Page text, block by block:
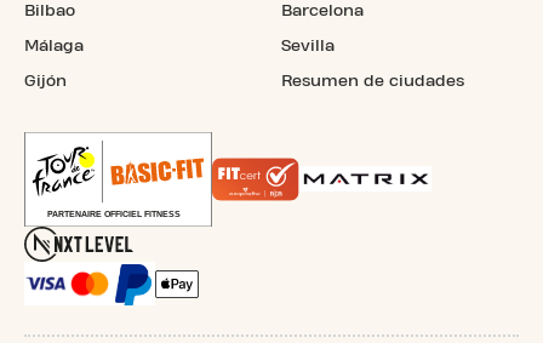
Bilbao
Málaga
Gijón
Barcelona
Sevilla
Resumen de ciudades